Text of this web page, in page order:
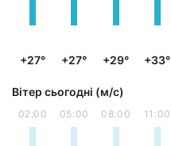
+27° +27° +29° +33°
Вітер сьогодні (м/с)
02:00 05:00 08:00 11:00